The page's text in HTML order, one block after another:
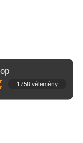
1758 vélemény